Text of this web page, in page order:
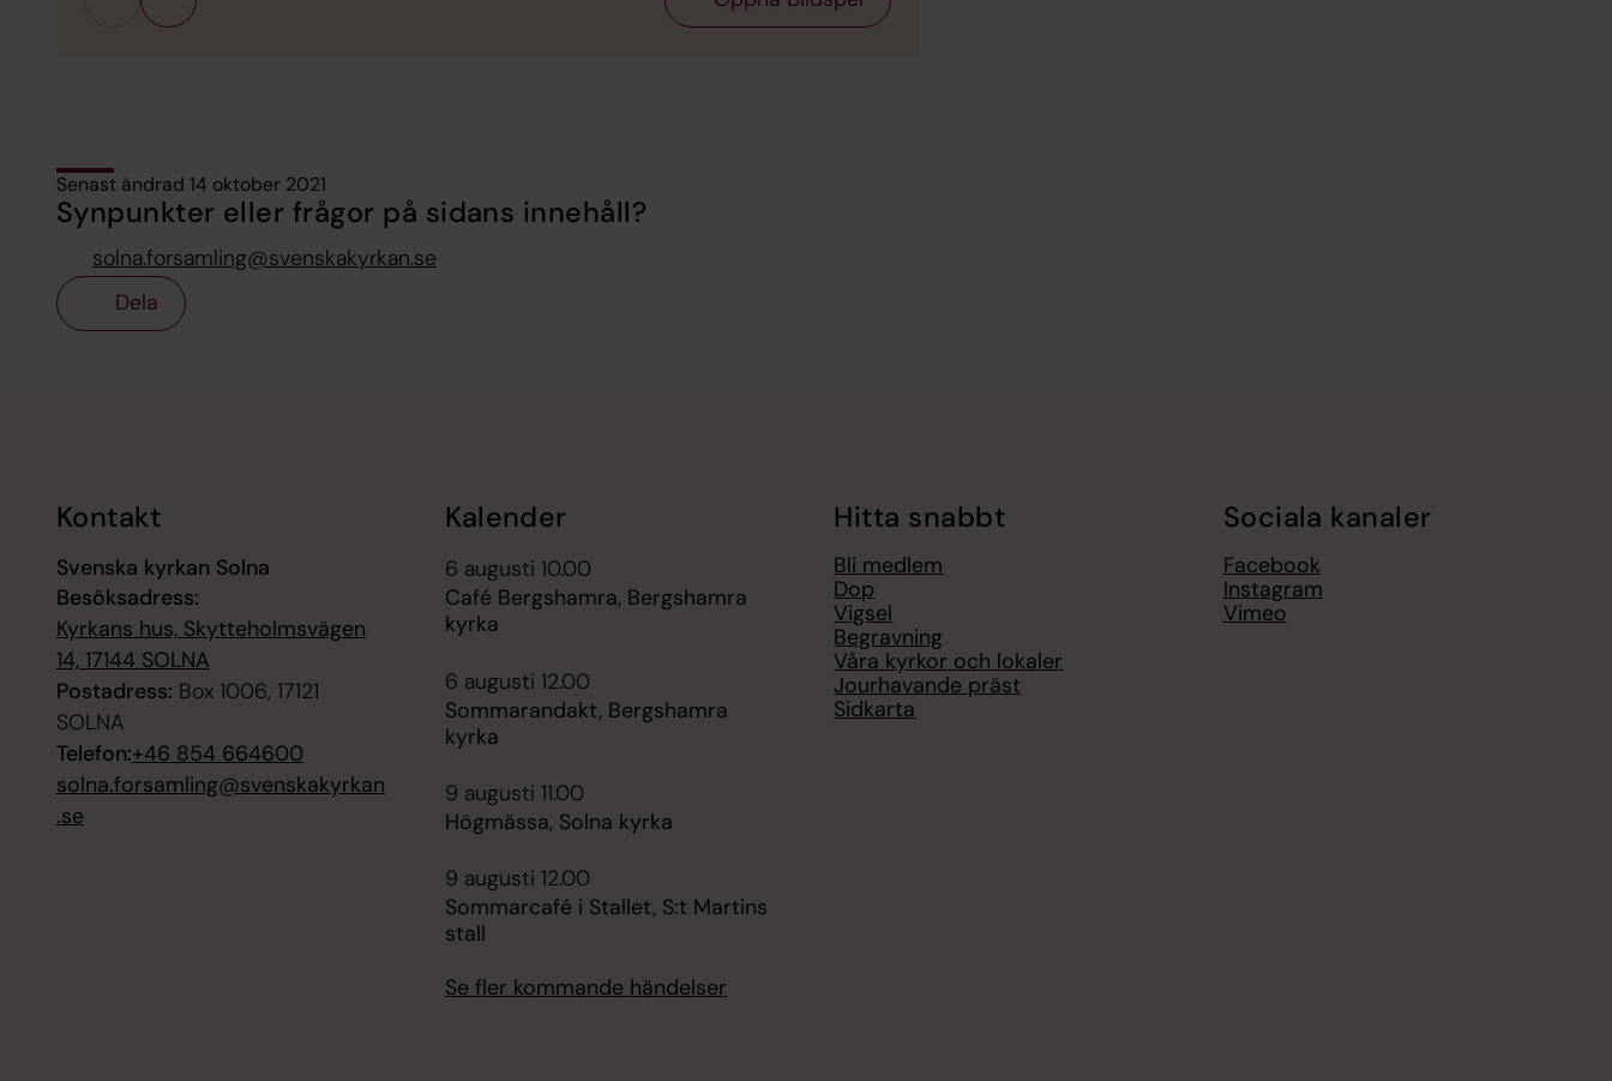
Senast ändrad 14 oktober 2021
Synpunkter eller frågor på sidans innehåll?
solna.forsamling@svenskakyrkan.se
Dela
Kontakt
Svenska kyrkan Solna
Besöksadress:
Kyrkans hus, Skytteholmsvägen
14, 17144 SOLNA
Postadress: Box 1006, 17121
SOLNA
Telefon:+46 854 664600
solna.forsamling@svenskakyrkan
.se
Kalender
6 augusti 10.00
Café Bergshamra, Bergshamra
kyrka
6 augusti 12.00
Sommarandakt, Bergshamra
kyrka
9 augusti 11.00
Högmässa, Solna kyrka
9 augusti 12.00
Sommarcafé i Stallet, S:t Martins
stall
Se fler kommande händelser
Hitta snabbt
Bli medlem
Dop
Vigsel
Begravning
Våra kyrkor och lokaler
Jourhavande präst
Sidkarta
Sociala kanaler
Facebook
Instagram
Vimeo